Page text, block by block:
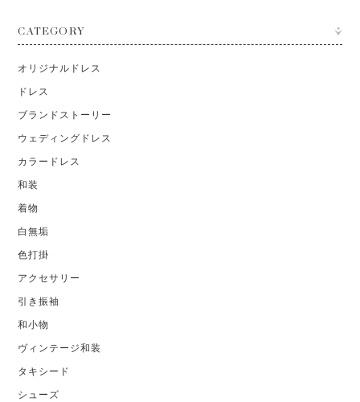
CATEGORY
オリジナルドレス
ドレス
ブランドストーリー
ウェディングドレス
カラードレス
和装
着物
白無垢
色打掛
アクセサリー
引き振袖
和小物
ヴィンテージ和装
タキシード
シューズ